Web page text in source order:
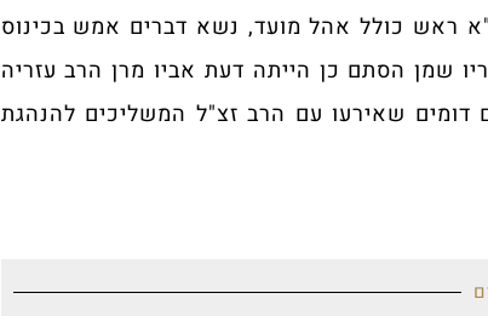
ראש כולל אהל מועד, נשא דברים אמש בכינוס
שמן הסתם כן הייתה דעת אביו מרן הרב עזריה
דומים שאירעו עם הרב זצ"ל המשליכים להנהגת